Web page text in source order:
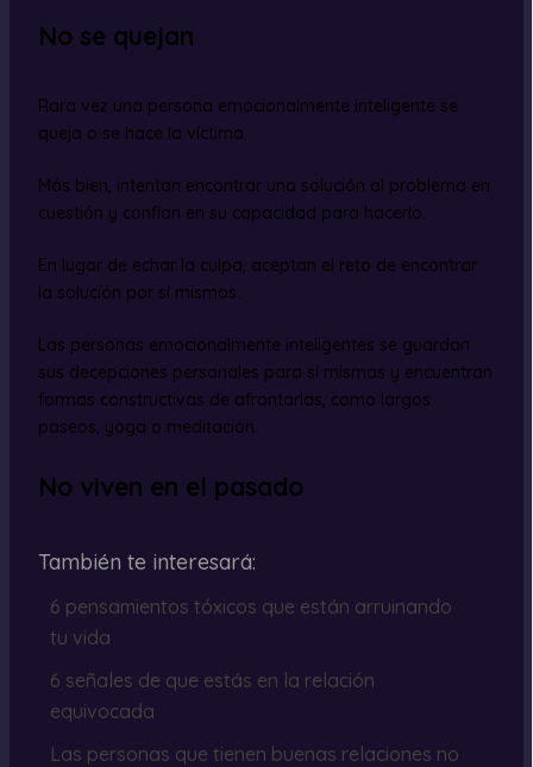
No se quejan
Rara vez una persona emocionalmente inteligente se
queja o se hace la víctima.
Más bien, intentan encontrar una solución al problema en
cuestión y confían en su capacidad para hacerlo.
En lugar de echar la culpa, aceptan el reto de encontrar
la solución por sí mismos.
Las personas emocionalmente inteligentes se guardan
sus decepciones personales para sí mismas y encuentran
formas constructivas de afrontarlas, como largos
paseos, yoga o meditación.
No viven en el pasado
También te interesará:
6 pensamientos tóxicos que están arruinando
tu vida
6 señales de que estás en la relación
equivocada
Las personas que tienen buenas relaciones no